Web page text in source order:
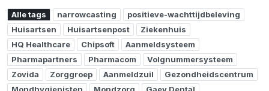
Alle tags narrowcasting
positieve-wachttijdbeleving
Huisartsen
Huisartsenpost
Ziekenhuis
HQ Healthcare
Chipsoft
Aanmeldsysteem
Pharmapartners
Pharmacom
Volgnummersysteem
Zovida
Zorggroep Aanmeldzuil
Gezondheidscentrum